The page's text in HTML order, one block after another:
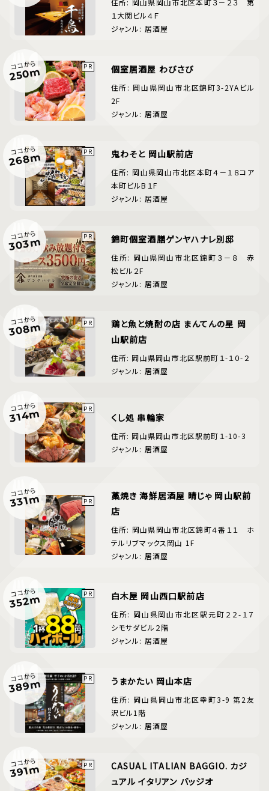
住所: 岡山県岡山市北区本町３－２３ 第
１大関ビル４Ｆ
ジャンル: 居酒屋
ココから
250m 個室居酒屋 わびさび
住所: 岡山県岡山市北区錦町3-2YAビル
2F
ジャンル: 居酒屋
ココから
268m 鬼わそと 岡山駅前店
住所: 岡山県岡山市北区本町４－１８コア
本町ビルB１F
ジャンル: 居酒屋
ココから
303m 錦町個室酒膳ゲンヤハナレ別邸
住所: 岡山県岡山市北区錦町３－８ 赤
松ビル２F
ジャンル: 居酒屋
ココから
308m
鶏と魚と焼酎の店 まんてんの星 岡
山駅前店
住所: 岡山県岡山市北区駅前町１-１０-２
ジャンル: 居酒屋
ココから
314m くし処 串輪家
住所: 岡山県岡山市北区駅前町１-10-3
ジャンル: 居酒屋
ココから
331m
藁焼き 海鮮居酒屋 晴じゃ 岡山駅前
店
住所: 岡山県岡山市北区錦町４番１１ ホ
テルリブマックス岡山 1F
ジャンル: 居酒屋
ココから
352m 白木屋 岡山西口駅前店
住所: 岡山県岡山市北区駅元町２２-１７
シモサダビル２階
ジャンル: 居酒屋
ココから
389m うまかたい 岡山本店
住所: 岡山県岡山市北区幸町3-9 第2友
沢ビル1階
ジャンル: 居酒屋
ココから
391m
CASUAL ITALIAN BAGGIO. カジ
ュアル イタリアン バッジオ